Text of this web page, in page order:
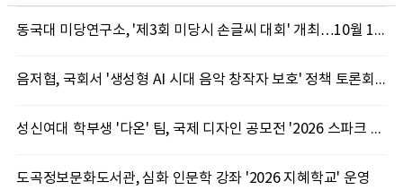
동국대 미당연구소, '제3회 미당시 손글씨 대회' 개최…10월 12일까지 접수
음저협, 국회서 '생성형 AI 시대 음악 창작자 보호' 정책 토론회 10일 개최
성신여대 학부생 '다온' 팀, 국제 디자인 공모전 '2026 스파크 어워드' 동상 수상
도곡정보문화도서관, 심화 인문학 강좌 '2026 지혜학교' 운영